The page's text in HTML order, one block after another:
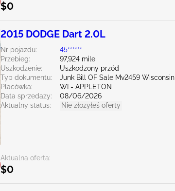
$0
2015 DODGE Dart 2.0L
Nr pojazdu:
45******
Przebieg:
97,924 mile
Uszkodzenie:
Uszkodzony przód
Typ dokumentu:
Junk Bill OF Sale Mv2459 Wisconsin
Placówka:
WI - APPLETON
Data sprzedaży:
08/06/2026
Aktualny status:
Nie złożyłeś oferty
Aktualna oferta:
$0